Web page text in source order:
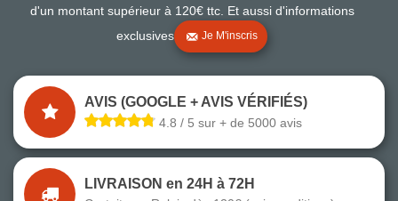
d'un montant supérieur à 120€ ttc. Et aussi d'informations
exclusives
Je M'inscris
AVIS (GOOGLE + AVIS VÉRIFIÉS)
4.8 / 5 sur + de 5000 avis
LIVRAISON en 24H à 72H